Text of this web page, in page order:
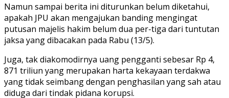
Namun sampai berita ini diturunkan belum diketahui,
apakah JPU akan mengajukan banding mengingat
putusan majelis hakim belum dua per-tiga dari tuntutan
jaksa yang dibacakan pada Rabu (13/5).
Juga, tak diakomodirnya uang pengganti sebesar Rp 4,
871 triliun yang merupakan harta kekayaan terdakwa
yang tidak seimbang dengan penghasilan yang sah atau
diduga dari tindak pidana korupsi.